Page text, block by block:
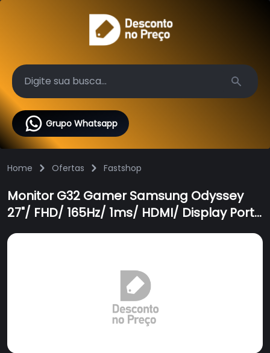
Search
Grupo Whatsapp
Home Ofertas Fastshop
Monitor G32 Gamer Samsung Odyssey
27"/ FHD/ 165Hz/ 1ms/ HDMI/ Display Port/
FreeSync Premium-LS27AG320NLXZD